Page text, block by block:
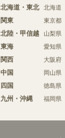
北海道・東北 北海道
関東 東京都
北陸・甲信越 山梨県
東海 愛知県
関西 大阪府
中国 岡山県
四国 徳島県
九州・沖縄 福岡県